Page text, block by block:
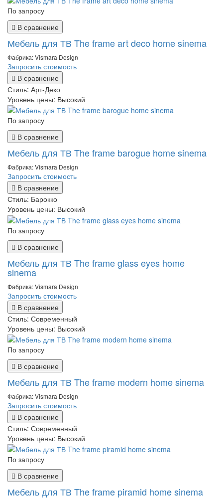
По запросу
В сравнение
Мебель для ТВ The frame art deco home sinema
Фабрика: Vismara Design
Запросить стоимость
В сравнение
Стиль: Арт-Деко
Уровень цены: Высокий
По запросу
В сравнение
Мебель для ТВ The frame barogue home sinema
Фабрика: Vismara Design
Запросить стоимость
В сравнение
Стиль: Барокко
Уровень цены: Высокий
По запросу
В сравнение
Мебель для ТВ The frame glass eyes home
sinema
Фабрика: Vismara Design
Запросить стоимость
В сравнение
Стиль: Современный
Уровень цены: Высокий
По запросу
В сравнение
Мебель для ТВ The frame modern home sinema
Фабрика: Vismara Design
Запросить стоимость
В сравнение
Стиль: Современный
Уровень цены: Высокий
По запросу
В сравнение
Мебель для ТВ The frame piramid home sinema